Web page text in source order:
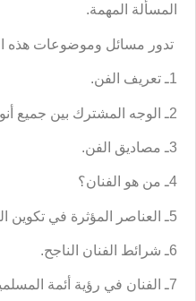
المسألة المهمة.
تدور مسائل وموضوعات هذه
1ـ تعريف الفن.
2ـ الوجه المشترك بين جميع أنواع الفن.
3ـ مصاديق الفن.
4ـ من هو الفنان؟
5ـ العناصر المؤثرة في تكوين الفن.
6ـ شرائط الفنان الناجح.
7ـ الفنان في رؤية أئمة المسلمين.